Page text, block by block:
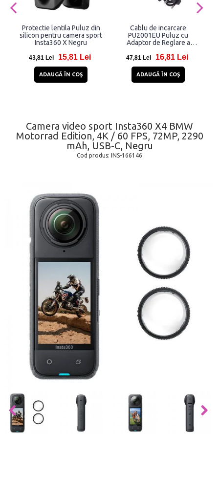
Protectie lentila Puluz din
silicon pentru camera sport
Insta360 X Negru
43,81 Lei 15,81 Lei
ADAUGĂ ÎN COŞ
Cablu de incarcare
PU2001EU Puluz cu
Adaptor de Reglare a
Foto/Video de 40 cm, Negru
47,81 Lei 16,81 Lei
ADAUGĂ ÎN COŞ
Camera video sport Insta360 X4 BMW
Motorrad Edition, 4K / 60 FPS, 72MP, 2290
mAh, USB-C, Negru
Cod produs: INS-166146